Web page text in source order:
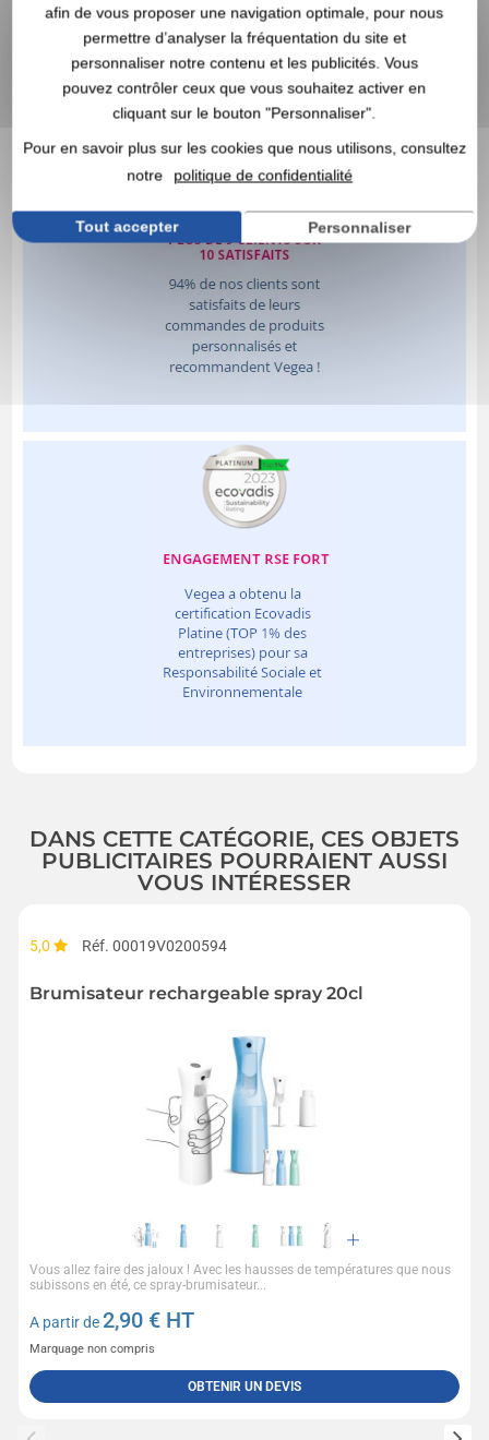
DANS CETTE CATÉGORIE, CES OBJETS
PUBLICITAIRES POURRAIENT AUSSI
VOUS INTÉRESSER
5,0 Réf. 00019V0200594
Brumisateur rechargeable spray 20cl
Vous allez faire des jaloux ! Avec les hausses de températures que nous
subissons en été, ce spray-brumisateur...
A partir de2,90 € HT
Marquage non compris
OBTENIR UN DEVIS
afin de vous proposer une navigation optimale, pour nous
permettre d’analyser la fréquentation du site et
personnaliser notre contenu et les publicités. Vous
pouvez contrôler ceux que vous souhaitez activer en
cliquant sur le bouton "Personnaliser".
Pour en savoir plus sur les cookies que nous utilisons, consultez
notre
politique de confidentialité
Tout accepter Personnaliser